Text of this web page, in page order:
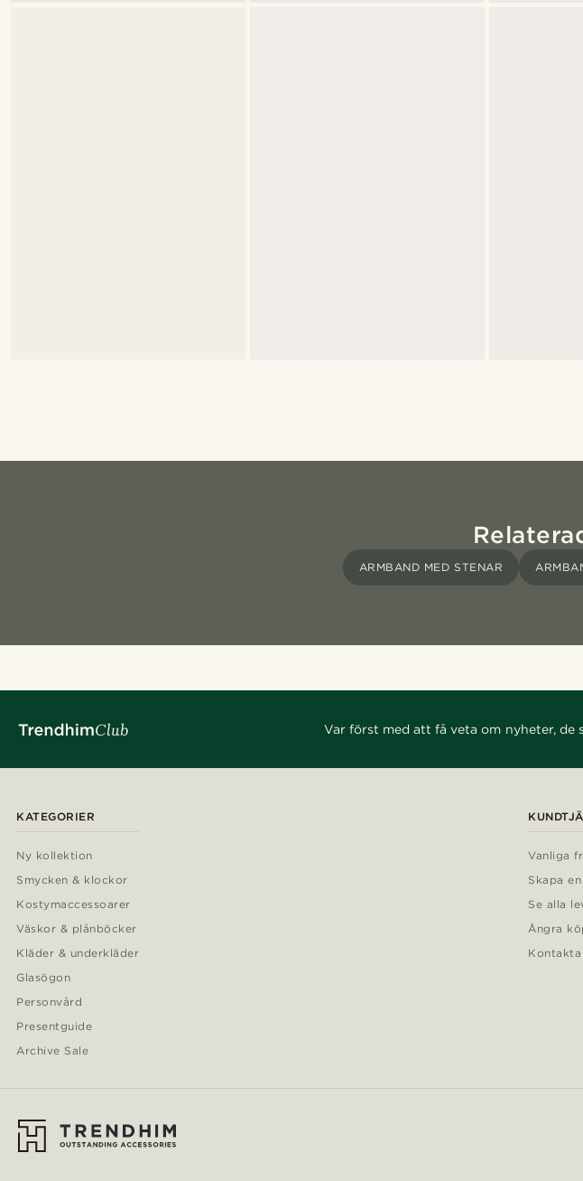
ARMBAND MED STENAR
Var först med att få veta om nyheter, de
KATEGORIER
Ny kollektion
Smycken & klockor
Kostymaccessoarer
Väskor & plånböcker
Kläder & underkläder
Glasögon
Personvård
Presentguide
Archive Sale
Vanliga
Skapa
Se alla
Ångra
Kontakta